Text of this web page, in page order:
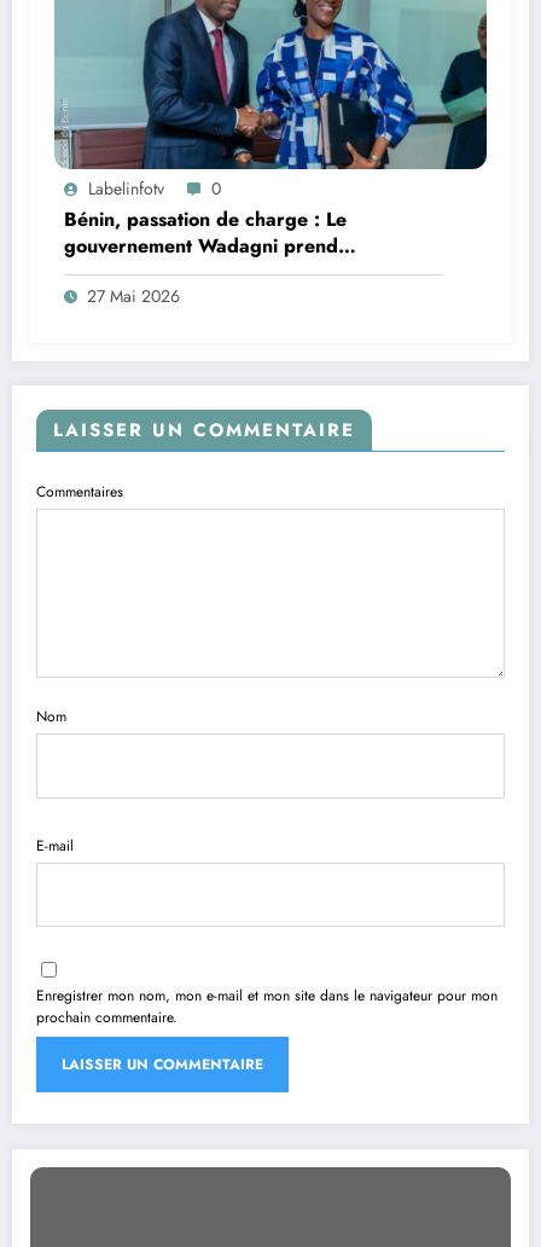
Labelinfotv 0
Bénin, passation de charge : Le
gouvernement Wadagni prend
officiellement les commandes
27 Mai 2026
LAISSER UN COMMENTAIRE
Commentaires
Nom
E-mail
Enregistrer mon nom, mon e-mail et mon site dans le navigateur pour mon
prochain commentaire.